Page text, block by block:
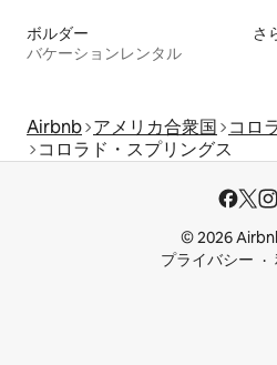
ボルダー
バケーションレンタル
さ
Airbnb アメリカ合衆国 コロ
コロラド・スプリングス
© 2026
プライバシー